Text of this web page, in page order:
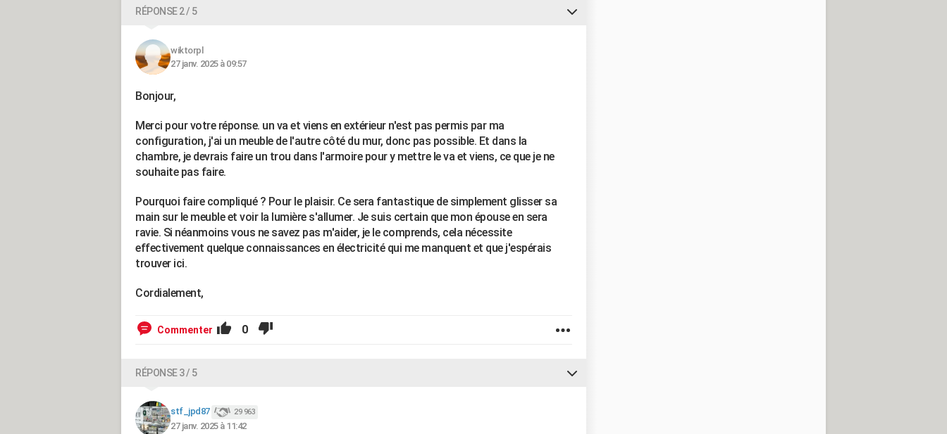
RÉPONSE 2 / 5
wiktorpl
27 janv. 2025 à 09:57
Bonjour,
Merci pour votre réponse. un va et viens en extérieur n'est pas permis par ma
configuration, j'ai un meuble de l'autre côté du mur, donc pas possible. Et dans la
chambre, je devrais faire un trou dans l'armoire pour y mettre le va et viens, ce que je ne
souhaite pas faire.
Pourquoi faire compliqué ? Pour le plaisir. Ce sera fantastique de simplement glisser sa
main sur le meuble et voir la lumière s'allumer. Je suis certain que mon épouse en sera
ravie. Si néanmoins vous ne savez pas m'aider, je le comprends, cela nécessite
effectivement quelque connaissances en électricité qui me manquent et que j'espérais
trouver ici.
Cordialement,
Commenter 0
RÉPONSE 3 / 5
stf_jpd87 29 963
27 janv. 2025 à 11:42